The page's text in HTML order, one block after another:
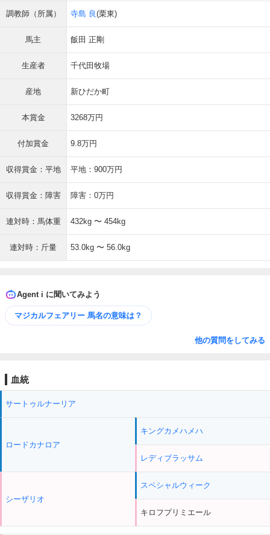
調教師（所属） 寺島 良(栗東)
馬主 飯田 正剛
生産者 千代田牧場
産地 新ひだか町
本賞金 3268万円
付加賞金 9.8万円
収得賞金：平地 平地：900万円
収得賞金：障害 障害：0万円
連対時：馬体重 432kg 〜 454kg
連対時：斤量 53.0kg 〜 56.0kg
Agent i に聞いてみよう
マジカルフェアリー 馬名の意味は？
他の質問をしてみる
血統
サートゥルナーリア
ロードカナロア
シーザリオ
キングカメハメハ
レディブラッサム
スペシャルウィーク
キロフプリミエール